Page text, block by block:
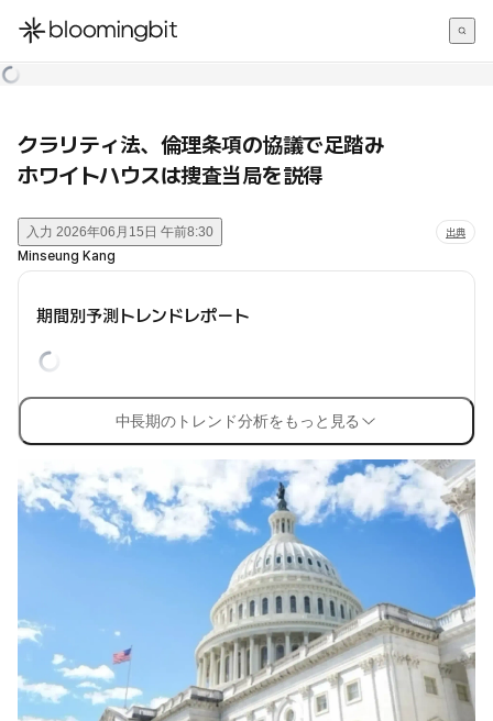
한국어
クラリティ法、倫理条項の協議で足踏み
ホワイトハウスは捜査当局を説得
入力 2026年06月15日 午前8:30 出典
Minseung Kang
期間別予測トレンドレポート
中長期のトレンド分析をもっと見る